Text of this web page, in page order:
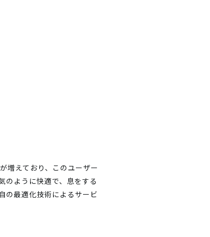
増えており、このユーザー
のように快適で、息をする
の最適化技術によるサービ